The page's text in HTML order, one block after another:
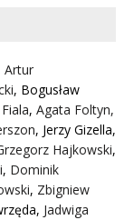
Artur
, Bogusław
, Agata Foltyn,
, Jerzy Gizella,
Hajkowski,
, Dominik
, Zbigniew
, Jadwiga